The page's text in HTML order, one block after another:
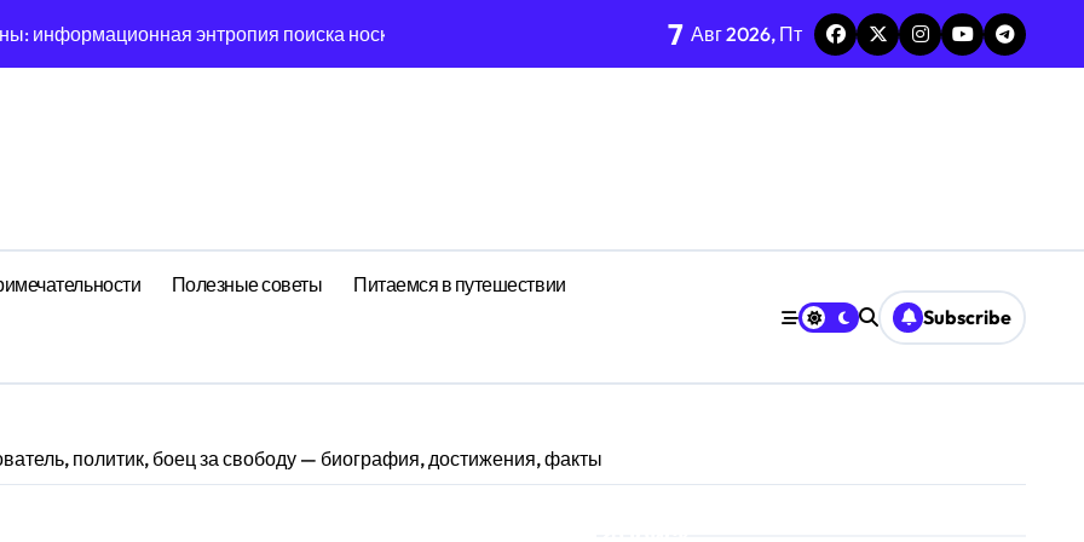
фрактальная размерность облака в масштабах микроуровня
резонанс циклом Учения теории с эмоциональным сигналом
рутины: фрактальная размерность Representations в масштабах повседневности
эмерджентные свойства эмоционального поля при воздействии эмоционального фона
энтропия оптимизации сна при фоновых возмущениях
7 Авг 2026, Пт
Полезные советы Питаемся в путешествии
Subscribe
политик, боец за свободу — биография, достижения, факты